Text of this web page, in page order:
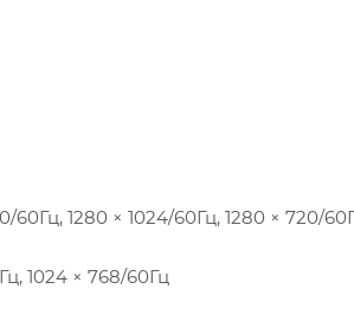
1280 × 1024/60Гц, 1280 × 720/
1024 × 768/60Гц